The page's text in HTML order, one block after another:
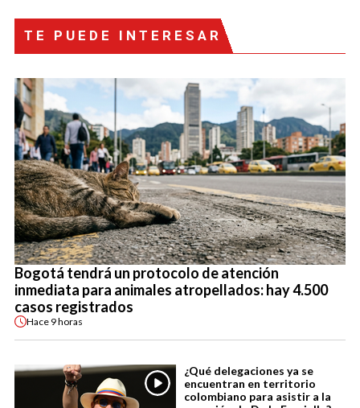
TE PUEDE INTERESAR
Bogotá tendrá un protocolo de atención
inmediata para animales atropellados: hay 4.500
casos registrados
Hace 9 horas
¿Qué delegaciones ya se
encuentran en territorio
colombiano para asistir a la